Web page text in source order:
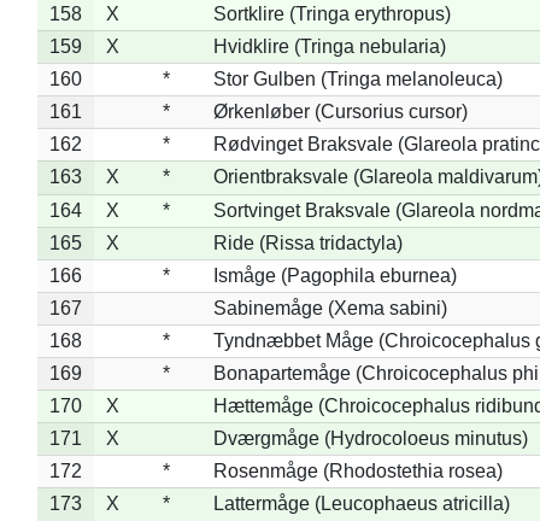
158
X
Sortklire (Tringa erythropus)
159
X
Hvidklire (Tringa nebularia)
160
*
Stor Gulben (Tringa melanoleuca)
161
*
Ørkenløber (Cursorius cursor)
162
*
Rødvinget Braksvale (Glareola
163
X *
Orientbraksvale (Glareola
164
X *
Sortvinget Braksvale (Glareola
165
X
Ride (Rissa tridactyla)
166
*
Ismåge (Pagophila eburnea)
167
Sabinemåge (Xema sabini)
168
*
Tyndnæbbet Måge (Chroicocephalus
169
*
Bonapartemåge (Chroicocephalus
170
X
Hættemåge (Chroicocephalus
171
X
Dværgmåge (Hydrocoloeus minutus)
172
*
Rosenmåge (Rhodostethia rosea)
173
X * Lattermåge (Leucophaeus atricilla)